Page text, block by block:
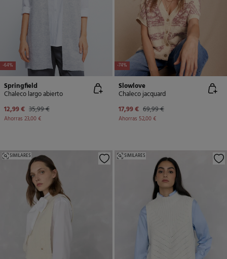
-64%
Springfield
Chaleco largo abierto
12,99 € 35,99 €
Ahorras 23,00 €
-74%
Slowlove
Chaleco jacquard
17,99 € 69,99 €
Ahorras 52,00 €
SIMILARES SIMILARES